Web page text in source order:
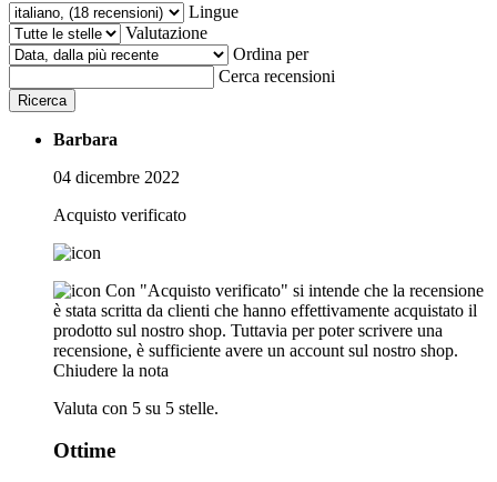
Lingue
Valutazione
Ordina per
Cerca recensioni
Ricerca
Barbara
04 dicembre 2022
Acquisto verificato
Con "Acquisto verificato" si intende che la recensione
è stata scritta da clienti che hanno effettivamente acquistato il
prodotto sul nostro shop. Tuttavia per poter scrivere una
recensione, è sufficiente avere un account sul nostro shop.
Chiudere la nota
Valuta con 5 su 5 stelle.
Ottime